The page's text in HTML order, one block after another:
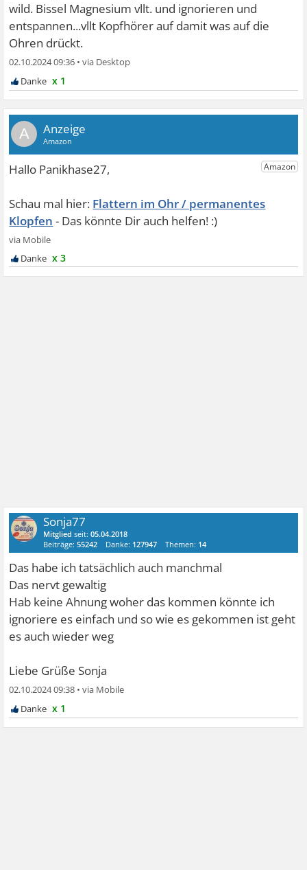
wild. Bissel Magnesium vllt. und ignorieren und
entspannen...vllt Kopfhörer auf damit was auf die
Ohren drückt.
02.10.2024 09:36 •
x 1
A
Flattern im Ohr / permanentes
Klopfen
x 3
Sonja77
Mitglied seit:05.04.2018
Beiträge:55242 Danke: 127947 Themen: 14
Das habe ich tatsächlich auch manchmal
Das nervt gewaltig
Hab keine Ahnung woher das kommen könnte ich
ignoriere es einfach und so wie es gekommen ist geht
es auch wieder weg
Liebe Grüße Sonja
02.10.2024 09:38 •
x 1